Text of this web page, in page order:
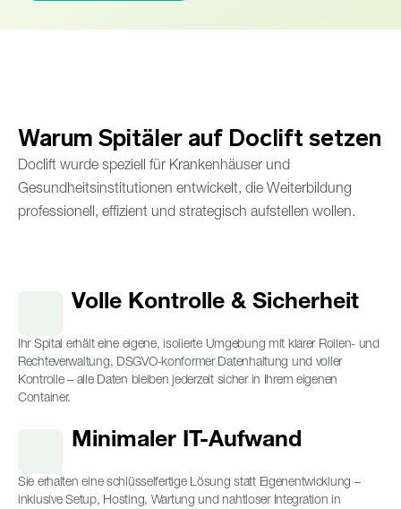
Warum Spitäler auf Doclift setzen
Doclift wurde speziell für Krankenhäuser und
Gesundheitsinstitutionen entwickelt, die Weiterbildung
professionell, effizient und strategisch aufstellen wollen.
Volle Kontrolle & Sicherheit
Ihr Spital erhält eine eigene, isolierte Umgebung mit klarer Rollen- und
Rechteverwaltung, DSGVO-konformer Datenhaltung und voller
Kontrolle – alle Daten bleiben jederzeit sicher in Ihrem eigenen
Container.
Minimaler IT-Aufwand
Sie erhalten eine schlüsselfertige Lösung statt Eigenentwicklung –
inklusive Setup, Hosting, Wartung und nahtloser Integration in